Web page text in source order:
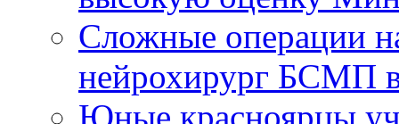
Сложные операции
нейрохирург БСМП